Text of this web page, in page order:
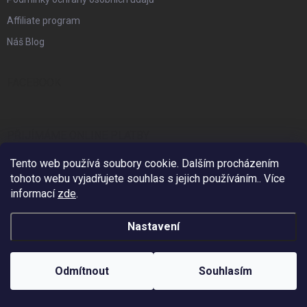
Tento web používá soubory cookie. Dalším procházením
tohoto webu vyjadřujete souhlas s jejich používáním.. Více
informací zde.
Nastavení
Odmítnout Souhlasím
Affiliate program
Náš Blog
KONTAKT
725 934 392